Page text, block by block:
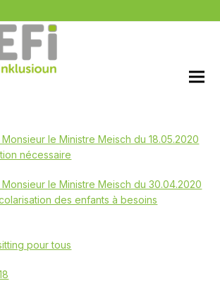
le Ministre Meisch du 18.05.2020
nécessaire
Monsieur le Ministre Meisch du 30.04.2020
des enfants à besoins
pour tous